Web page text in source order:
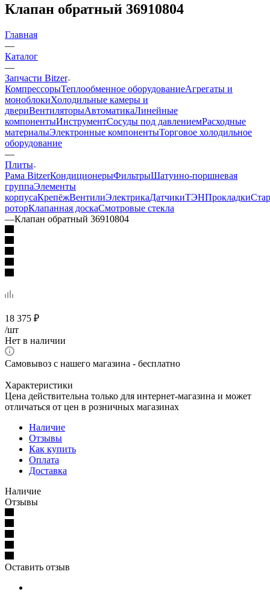
Клапан обратный 36910804
Главная
—
Каталог
—
Запчасти Bitzer
КомпрессорыТеплообменное оборудованиеАгрегаты и
моноблокиХолодильные камеры и
двериВентиляторыАвтоматикаЛинейные
компонентыИнструментСосуды под давлениемРасходные
материалыЭлектронные компонентыТорговое холодильное
оборудование
—
Плиты
Рама BitzerКондиционерыФильтрыШатунно-поршневая
группаЭлементы
корпусаКрепёжВентилиЭлектрикаДатчикиТЭНПрокладки
роторКлапанная доскаСмотровые стекла
—Клапан обратный 36910804
18 375 ₽
/шт
Нет в наличии
Самовывоз с нашего магазина - бесплатно
Характеристики
Цена действительна только для интернет-магазина и может
отличаться от цен в розничных магазинах
Наличие
Отзывы
Как купить
Оплата
Доставка
Наличие
Отзывы
Оставить отзыв